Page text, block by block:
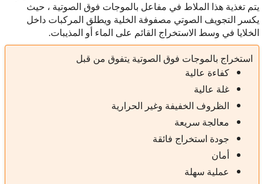
يتم تغذية هذا الملاط في مفاعل بالموجات فوق الصوتية ، حيث
يكسر التجويف الصوتي مصفوفة الخلية ويطلق المركبات داخل
الخلايا في وسط الاستخراج القائم على الماء أو المذيبات.
استخراج بالموجات فوق الصوتية يتفوق من قبل
كفاءة عالية
غلة عالية
الظروف الخفيفة وغير الحرارية
معالجة سريعة
جودة استخراج فائقة
أمان
عملية سهلة